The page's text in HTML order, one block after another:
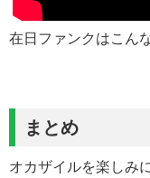
在日ファンクはこん
まとめ
オカザイルを楽しみ